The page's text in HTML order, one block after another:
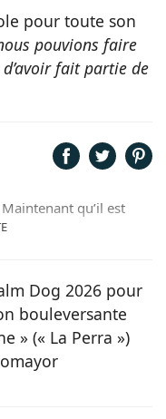
pour toute son
pouvions faire
fait partie de
qu’il est
qu’il découvre sur le
Dog 2026 pour
bouleversante
» (« La Perra »)